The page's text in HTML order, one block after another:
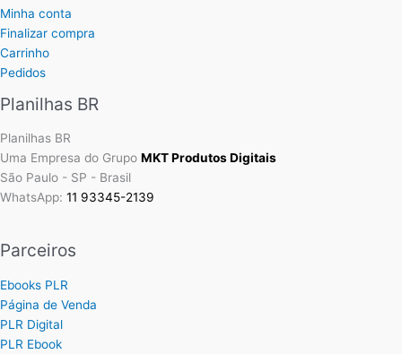
Minha conta
Finalizar compra
Carrinho
Pedidos
Planilhas BR
Planilhas BR
Uma Empresa do Grupo MKT Produtos Digitais
São Paulo - SP - Brasil
WhatsApp: 11 93345-2139
Parceiros
Ebooks PLR
Página de Venda
PLR Digital
PLR Ebook